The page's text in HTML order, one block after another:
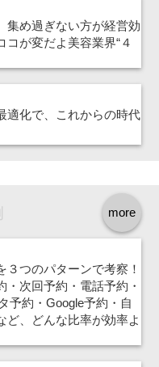
め過ぎない方が経営効
コが変だよ美容業界“４
適化で、これからの時代
more
３つのパターンで考察！
・次回予約・電話予約・
予約・Google予約・自
ど、どんな比率が効率よ